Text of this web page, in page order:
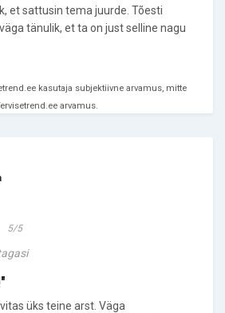
et sattusin tema juurde. Tõesti
tänulik, et ta on just selline nagu
kasutaja subjektiivne arvamus, mitte
arvamus.
5/5
üks teine arst. Väga